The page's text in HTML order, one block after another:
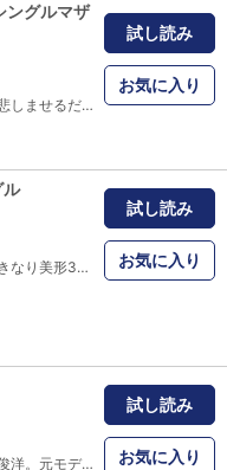
ングルマザ
離婚なんて最低、子どもを悲しませるだけ。私はどんなことがあっても離婚しないから――そう思って結婚したはずなのに…。両親が離婚して寂しい思いをしてきた歩美は、愛に満ち足りた自分の居場所を探していた。一人立ちしをして交際相手とデキ婚、幸せな家庭を作るはずが夫は身重の妻をよそに恋人を作って出て行ってしまう。またひとり残された歩美に手を差し伸べたのは…？ シングルマザーとして力強く生きていこうとする女性とその家族との風景を切実にあたたかく描き出す感動ストーリー集。
試し読み
お気に入り
ル
母親の再婚が決まって、いきなり美形3人兄弟 周(あまね)・碧(みどり)・眸(ひとみ)と一緒に暮らすことになっちゃった澄(すみ)。幸せ家族生活を思い描いてたのに家庭内は野獣(アニマル)たちの無法地帯! 毎日がキケンとの戦いで…!? キュートなよみきり4編+描きおろし番外編を収録。椎葉ナナ珠玉の短編集! ●収録作品/アニマル♂ジャングル/最強ヴィーナス/極上美男子パラドクス/おしゃべりなSympathy/裏アニマル♂ジャングル
試し読み
お気に入り
優柔不断で頼りないパパ・俊洋。元モデルでエネルギッシュなママ・菜摘。そして要領のいい幼稚園児・梨花。３人家族の野火止家は今日も波瀾万丈、人生七転び八起きで…！？
試し読み
お気に入り